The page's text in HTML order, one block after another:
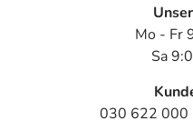
Mo - Fr
Sa
030 622 000